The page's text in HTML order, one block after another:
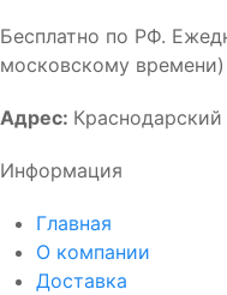
Бесплатно по РФ.
московскому времени)
Адрес:
Информация
Главная
О компании
Доставка